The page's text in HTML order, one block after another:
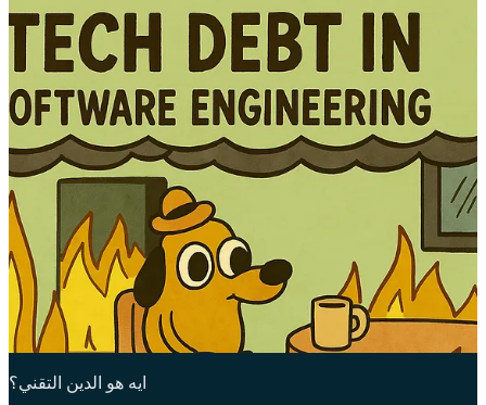
ايه هو الدين التقني؟